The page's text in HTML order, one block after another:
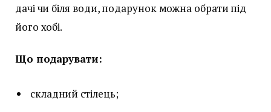
дачі чи біля води, подарунок можна обрати під
його хобі.
Що подарувати:
складний стілець;